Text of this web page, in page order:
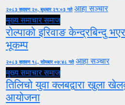
२०८३ श्रावण २०, बुधबार २१:०३ गते आहा सञ्चार
मुख्य समाचारसमाज
रोल्पाको इरिवाङ केन्द्रबिन्दु
भूकम्प
२०८३ श्रावण १८, सोमबार ०७:४८ गते आहा सञ्चार
मुख्य समाचारसमाज
तिलिचो युवा क्लबद्वारा खुला
आयोजना